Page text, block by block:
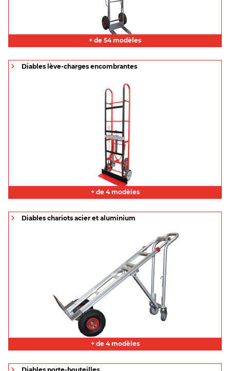
+ de 54 modèles
Diables lève-charges encombrantes
+ de 4 modèles
Diables chariots acier et aluminium
+ de 4 modèles